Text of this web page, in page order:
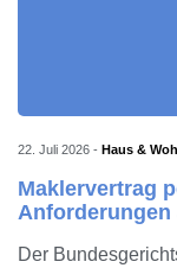
22. Juli 2026 - Haus &
Maklervertrag
Der